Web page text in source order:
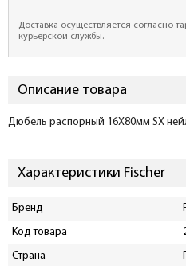
Доставка осуществляется согласно
курьерской службы.
Описание товара
Дюбель распорный 16X80мм SX
Характеристики Fischer
Бренд
Код товара
Страна